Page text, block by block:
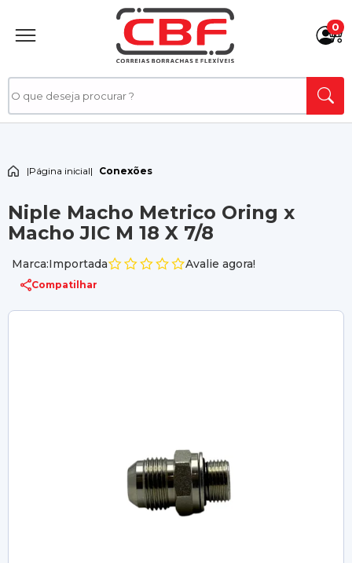
0
|Página inicial| Conexões
Niple Macho Metrico Oring x
Macho JIC M 18 X 7/8
Marca:Importada Avalie agora!
Compatilhar